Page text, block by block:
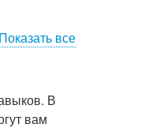
Показать все
В
вам